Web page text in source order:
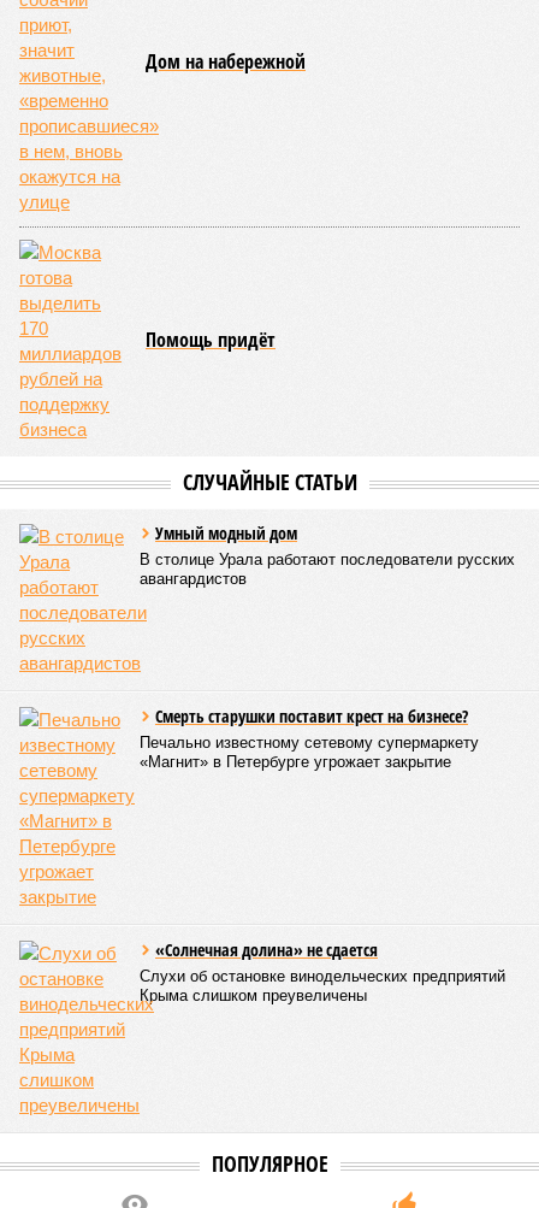
Дом на набережной
Помощь придёт
СЛУЧАЙНЫЕ СТАТЬИ
Умный модный дом
В столице Урала работают последователи русских
авангардистов
Смерть старушки поставит крест на бизнесе?
Печально известному сетевому супермаркету
«Магнит» в Петербурге угрожает закрытие
«Солнечная долина» не сдается
Слухи об остановке винодельческих предприятий
Крыма слишком преувеличены
ПОПУЛЯРНОЕ